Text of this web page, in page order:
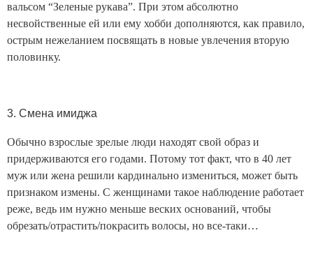
вальсом “Зеленые рукава”. При этом абсолютно
несвойственные ей или ему хобби дополняются, как правило,
острым нежеланием посвящать в новые увлечения вторую
половинку.
3. Смена имиджа
Обычно взрослые зрелые люди находят свой образ и
придерживаются его годами. Потому тот факт, что в 40 лет
муж или жена решили кардинально измениться, может быть
признаком измены. С женщинами такое наблюдение работает
реже, ведь им нужно меньше веских оснований, чтобы
обрезать/отрастить/покрасить волосы, но все-таки…